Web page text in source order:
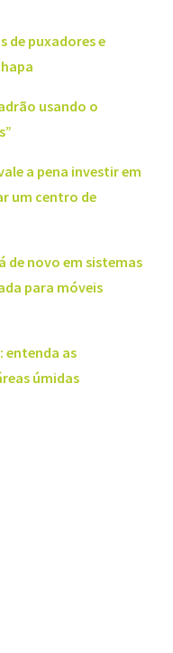
de puxadores e
usando o
a pena investir em
um centro de
de novo em sistemas
para móveis
entenda as
úmidas